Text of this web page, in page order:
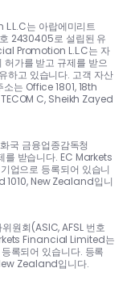
는 아랍에미리트
2430405로 설립된 유
Promotion L.L.C는 자
가를 받고 규제를 받으
하고 있습니다. 고객 자산
는 Office 1801, 18th
C, Sheikh Zayed
국 금융업종감독청
를 받습니다. EC Markets
업으로 등록되어 있습니
1010, New Zealand입니
원회(ASIC, AFSL 번호
Financial Limited는
록되어 있습니다. 등록
Zealand입니다.